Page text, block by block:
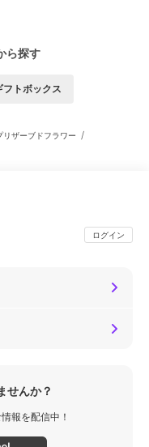
ら探す
トボックス
リザーブドフラワー /
ログイン
せんか？
報を配信中！